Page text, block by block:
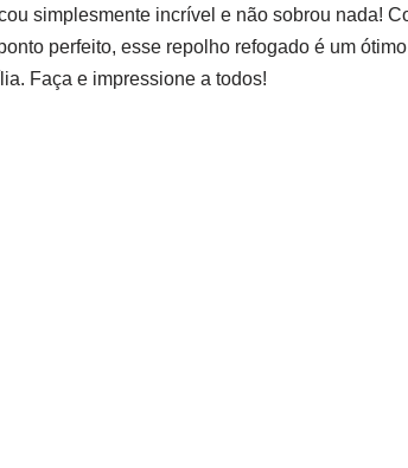
simplesmente incrível e não sobrou nada!
perfeito, esse repolho refogado é um
Faça e impressione a todos!